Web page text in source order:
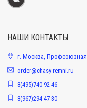
НАШИ КОНТАКТЫ
г. Москва, Профсоюзная
order@chasy-remni.ru
8(495)740-92-46
8(967)294-47-30